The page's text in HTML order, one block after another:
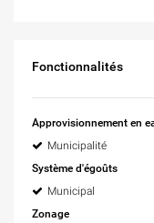
Fonctionnalités
Approvisionnement en
Municipalité
Système d'égoûts
Municipal
Zonage